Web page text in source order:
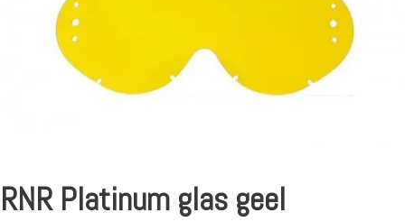
RNR Platinum glas geel